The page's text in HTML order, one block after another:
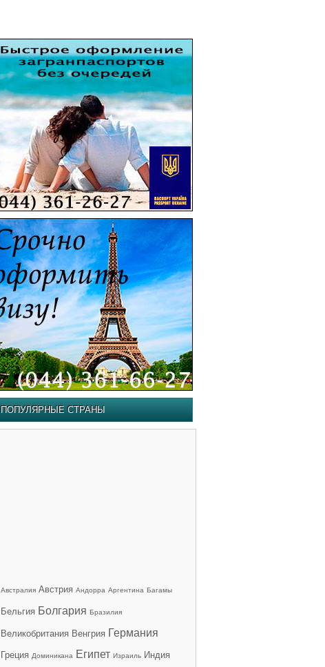
ПОПУЛЯРНЫЕ СТРАНЫ
Австралия Австрия Андорра Аргентина Багамы
Бельгия Болгария Бразилия
Великобритания Венгрия Германия
Греция Доминикана Египет Израиль Индия